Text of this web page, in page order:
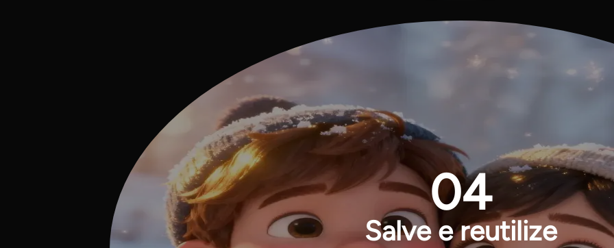
04
Salve e reutilize